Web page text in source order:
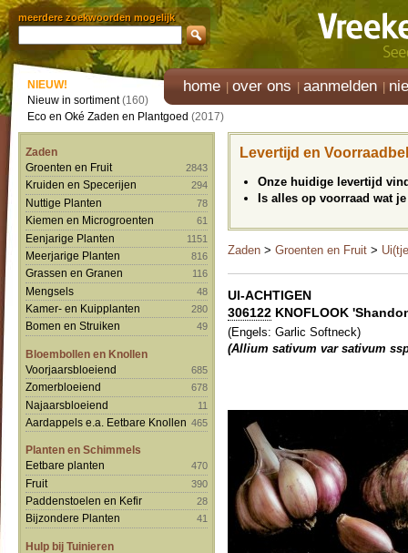
meerdere zoekwoorden mogelijk
home over ons aanmelden
NIEUW!
Nieuw in sortiment(160)
Eco en Oké Zaden en Plantgoed (2017)
Zaden
Groenten en Fruit
2843
Kruiden en Specerijen 294
Nuttige Planten 78
Kiemen en Microgroenten 61
Eenjarige Planten 1151
Meerjarige Planten 816
Grassen en Granen 116
Mengsels 48
Kamer- en Kuipplanten 280
Bomen en Struiken 49
Bloembollen en Knollen
Voorjaarsbloeiend
685
Zomerbloeiend 678
Najaarsbloeiend 11
Aardappels e.a. Eetbare Knollen 465
Planten en Schimmels
Eetbare planten
470
Fruit 390
Paddenstoelen en Kefir 28
Bijzondere Planten 41
Hulp bij Tuinieren
Levertijd en
Onze huidige levertijd
Is alles op voorraad wat
Zaden > Groenten en Fruit >
UI-ACHTIGEN
306122 KNOFLOOK
(Engels: Garlic Softneck)
(Allium sativum var sativum